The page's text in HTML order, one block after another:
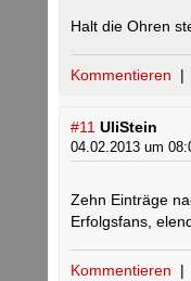
Halt die Ohren
Kommentieren |
#11 UliStein
04.02.2013 um
Zehn Einträge
Erfolgsfans,
Kommentieren |